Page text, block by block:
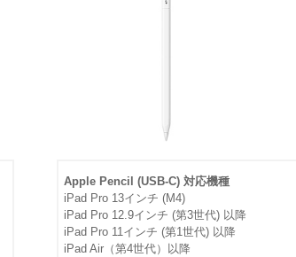
Apple Pencil (USB-C) 対応機種
iPad Pro 13インチ (M4)
iPad Pro 12.9インチ (第3世代) 以降
iPad Pro 11インチ (第1世代) 以降
iPad Air（第4世代）以降